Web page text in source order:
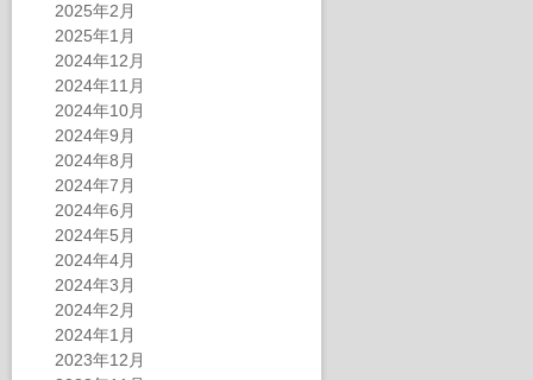
2025年2月
2025年1月
2024年12月
2024年11月
2024年10月
2024年9月
2024年8月
2024年7月
2024年6月
2024年5月
2024年4月
2024年3月
2024年2月
2024年1月
2023年12月